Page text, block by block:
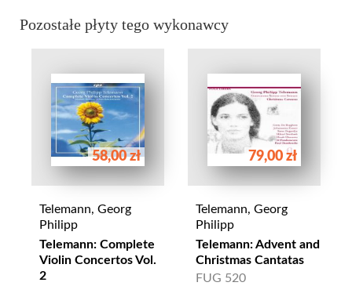
Pozostałe płyty tego wykonawcy
58,00 zł
Telemann, Georg
Philipp
Telemann: Complete
Violin Concertos Vol.
2
79,00 zł
Telemann, Georg
Philipp
Telemann: Advent and
Christmas Cantatas
FUG 520